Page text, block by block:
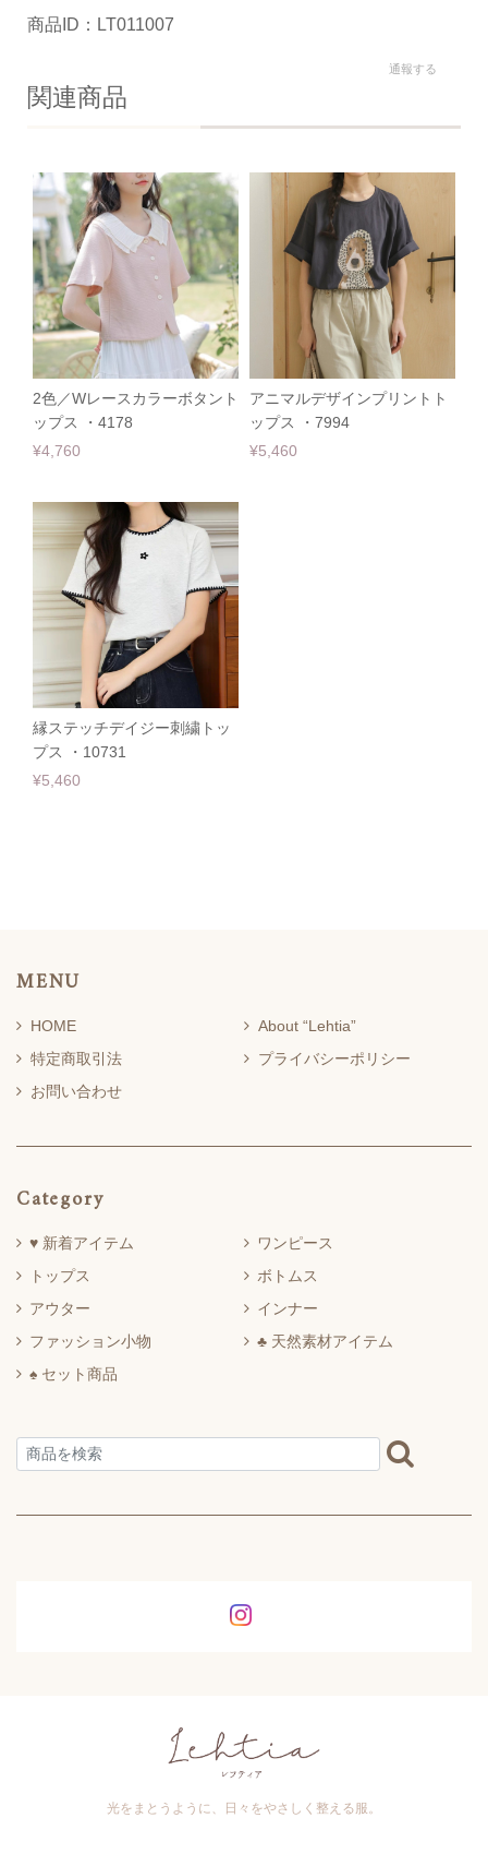
商品ID：LT011007
通報する
関連商品
2色／Wレースカラーボタント
ップス ・4178
¥4,760
アニマルデザインプリントト
ップス ・7994
¥5,460
縁ステッチデイジー刺繍トッ
プス ・10731
¥5,460
MENU
HOME
About “Lehtia”
特定商取引法
プライバシーポリシー
お問い合わせ
Category
♥ 新着アイテム
ワンピース
トップス
ボトムス
アウター
インナー
ファッション小物
♣ 天然素材アイテム
♠ セット商品
光をまとうように、日々をやさしく整える服。